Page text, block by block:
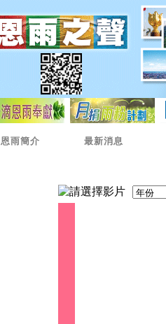
恩雨簡介 最新消息